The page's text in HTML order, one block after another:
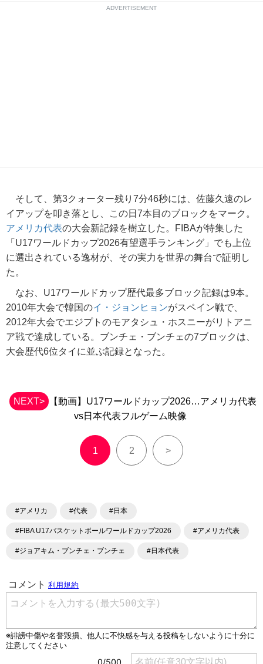
ADVERTISEMENT
そして、第3クォーター残り7分46秒には、佐藤久遠のレ
イアップを叩き落とし、この日7本目のブロックをマーク。
アメリカ代表の大会新記録を樹立した。FIBAが特集した
「U17ワールドカップ2026有望選手ランキング」でも上位
に選出されている逸材が、その実力を世界の舞台で証明し
た。
なお、U17ワールドカップ歴代最多ブロック記録は9本。
2010年大会で韓国のイ・ジョンヒョンがスペイン戦で、
2012年大会でエジプトのモアタシュ・ホスニーがリトアニ
ア戦で達成している。ブンチェ・ブンチェの7ブロックは、
大会歴代6位タイに並ぶ記録となった。
NEXT>
【動画】U17ワールドカップ2026…アメリカ代表
vs日本代表フルゲーム映像
1 2 >
#アメリカ #代表 #日本
#FIBA U17バスケットボールワールドカップ2026 #アメリカ代表
#ジョアキム・ブンチェ・ブンチェ #日本代表